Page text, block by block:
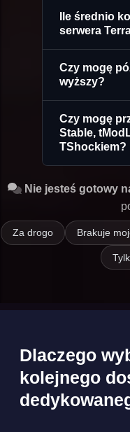
Ile średnio
serwera
Czy mogę
wyższy?
Czy mogę
Stable,
TShockiem?
Nie jesteś gotowy
Za drogo Brakuje
Dlaczego
kolejnego